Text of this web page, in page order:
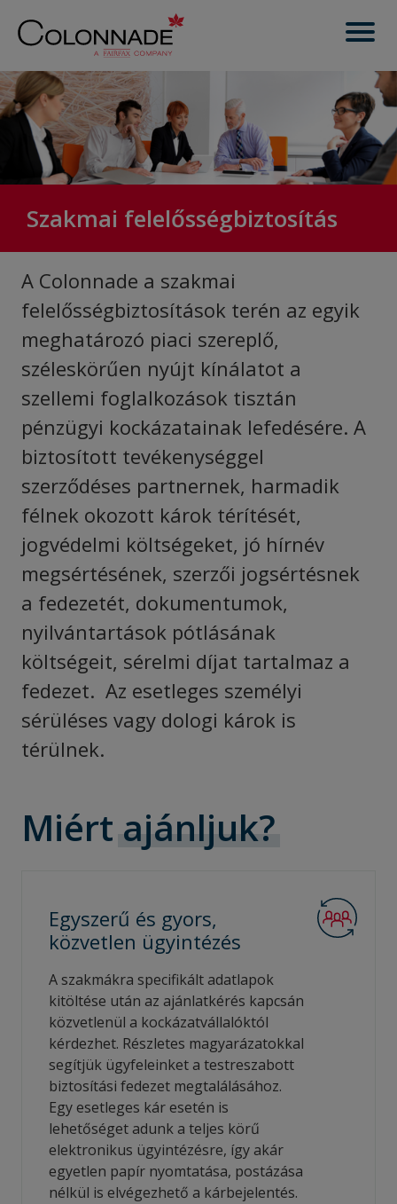
Szakmai felelősségbiztosítás
A Colonnade a szakmai
felelősségbiztosítások terén az egyik
meghatározó piaci szereplő,
széleskörűen nyújt kínálatot a
szellemi foglalkozások tisztán
pénzügyi kockázatainak lefedésére. A
biztosított tevékenységgel
szerződéses partnernek, harmadik
félnek okozott károk térítését,
jogvédelmi költségeket, jó hírnév
megsértésének, szerzői jogsértésnek
a fedezetét, dokumentumok,
nyilvántartások pótlásának
költségeit, sérelmi díjat tartalmaz a
fedezet. Az esetleges személyi
sérüléses vagy dologi károk is
térülnek.
Miért ajánljuk?
Egyszerű és gyors,
közvetlen ügyintézés
A szakmákra specifikált adatlapok
kitöltése után az ajánlatkérés kapcsán
közvetlenül a kockázatvállalóktól
kérdezhet. Részletes magyarázatokkal
segítjük ügyfeleinket a testreszabott
biztosítási fedezet megtalálásához.
Egy esetleges kár esetén is
lehetőséget adunk a teljes körű
elektronikus ügyintézésre, így akár
egyetlen papír nyomtatása, postázása
nélkül is elvégezhető a kárbejelentés.